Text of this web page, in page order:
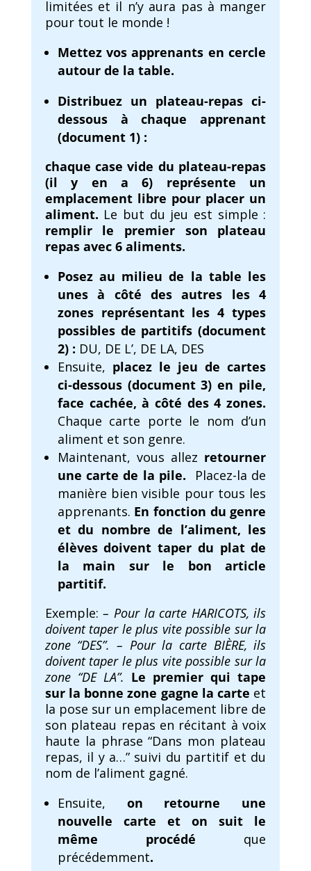
limitées et il n’y aura pas à manger
pour tout le monde !
Mettez vos apprenants en cercle
autour de la table.
Distribuez un plateau-repas ci-
dessous à chaque apprenant
(document 1) :
chaque case vide du plateau-repas
(il y en a 6) représente un
emplacement libre pour placer un
aliment. Le but du jeu est simple :
remplir le premier son plateau
repas avec 6 aliments.
Posez au milieu de la table les
unes à côté des autres les 4
zones représentant les 4 types
possibles de partitifs (document
2) : DU, DE L’, DE LA, DES
Ensuite, placez le jeu de cartes
ci-dessous (document 3) en pile,
face cachée, à côté des 4 zones.
Chaque carte porte le nom d’un
aliment et son genre.
Maintenant, vous allez retourner
une carte de la pile. Placez-la de
manière bien visible pour tous les
apprenants. En fonction du genre
et du nombre de l’aliment, les
élèves doivent taper du plat de
la main sur le bon article
partitif.
Exemple:– Pour la carte HARICOTS, ils
doivent taper le plus vite possible sur la
zone “DES”. – Pour la carte BIÈRE, ils
doivent taper le plus vite possible sur la
zone “DE LA”. Le premier qui tape
sur la bonne zone gagne la carte et
la pose sur un emplacement libre de
son plateau repas en récitant à voix
haute la phrase “Dans mon plateau
repas, il y a…” suivi du partitif et du
nom de l’aliment gagné.
Ensuite, on retourne une
nouvelle carte et on suit le
même procédé que
précédemment.